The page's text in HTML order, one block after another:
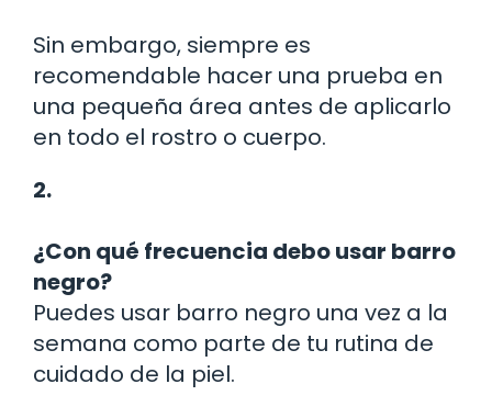
Sin embargo, siempre es
recomendable hacer una prueba en
una pequeña área antes de aplicarlo
en todo el rostro o cuerpo.
2.
¿Con qué frecuencia debo usar barro
negro?
Puedes usar barro negro una vez a la
semana como parte de tu rutina de
cuidado de la piel.